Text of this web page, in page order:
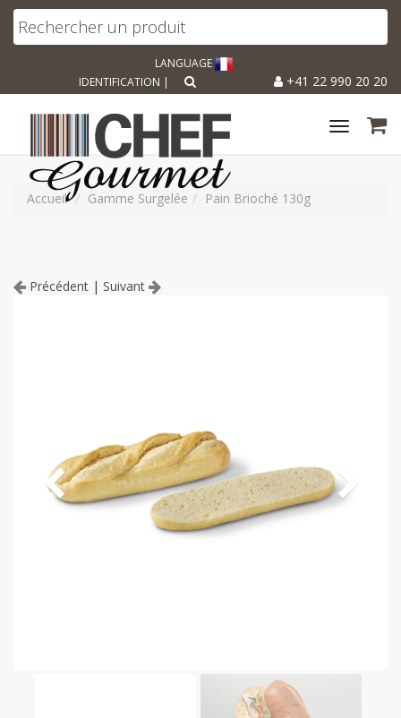
LANGUAGE
+41 22 990 20 20
IDENTIFICATION |
Toggle
Accueil Gamme Surgelée Pain Brioché 130g
Précédent | Suivant